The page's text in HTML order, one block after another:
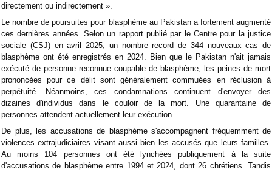
directement ou indirectement ».
Le nombre de poursuites pour blasphème au Pakistan a fortement augmenté
ces dernières années. Selon un rapport publié par le Centre pour la justice
sociale (CSJ) en avril 2025, un nombre record de 344 nouveaux cas de
blasphème ont été enregistrés en 2024. Bien que le Pakistan n'ait jamais
exécuté de personne reconnue coupable de blasphème, les peines de mort
prononcées pour ce délit sont généralement commuées en réclusion à
perpétuité. Néanmoins, ces condamnations continuent d'envoyer des
dizaines d'individus dans le couloir de la mort. Une quarantaine de
personnes attendent actuellement leur exécution.
De plus, les accusations de blasphème s'accompagnent fréquemment de
violences extrajudiciaires visant aussi bien les accusés que leurs familles.
Au moins 104 personnes ont été lynchées publiquement à la suite
d'accusations de blasphème entre 1994 et 2024, dont 26 chrétiens. Tandis